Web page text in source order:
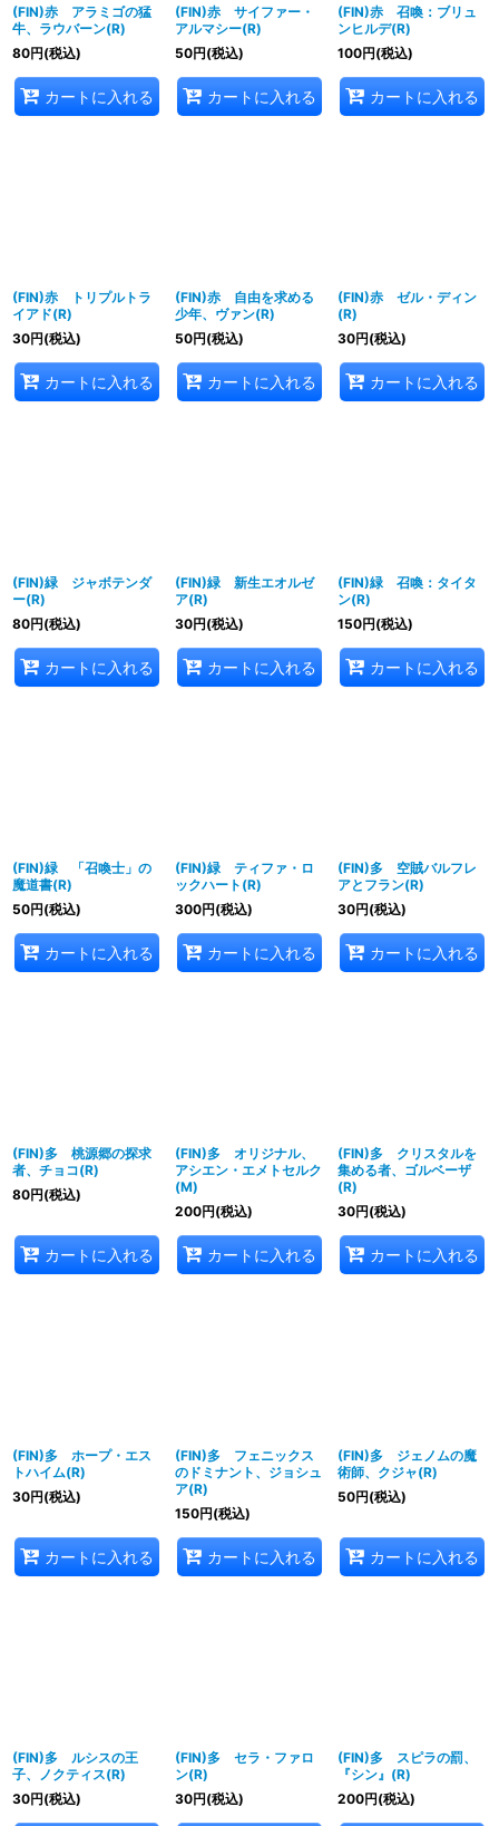
(FIN)赤 アラミゴの猛
牛、ラウバーン(R)
80円(税込)
カートに入れる
(FIN)赤 サイファー・
アルマシー(R)
50円(税込)
カートに入れる
(FIN)赤 召喚：ブリュ
ンヒルデ(R)
100円(税込)
カートに入れる
(FIN)赤 トリプルトラ
イアド(R)
30円(税込)
カートに入れる
(FIN)赤 自由を求める
少年、ヴァン(R)
50円(税込)
カートに入れる
(FIN)赤 ゼル・ディン
(R)
30円(税込)
カートに入れる
(FIN)緑 ジャボテンダ
ー(R)
80円(税込)
カートに入れる
(FIN)緑 新生エオルゼ
ア(R)
30円(税込)
カートに入れる
(FIN)緑 召喚：タイタ
ン(R)
150円(税込)
カートに入れる
(FIN)緑 「召喚士」の
魔道書(R)
50円(税込)
カートに入れる
(FIN)緑 ティファ・ロ
ックハート(R)
300円(税込)
カートに入れる
(FIN)多 空賊バルフレ
アとフラン(R)
30円(税込)
カートに入れる
(FIN)多 桃源郷の探求
者、チョコ(R)
80円(税込)
カートに入れる
(FIN)多 オリジナル、
アシエン・エメトセルク
(M)
200円(税込)
カートに入れる
(FIN)多 クリスタルを
集める者、ゴルベーザ
(R)
30円(税込)
カートに入れる
(FIN)多 ホープ・エス
トハイム(R)
30円(税込)
カートに入れる
(FIN)多 フェニックス
のドミナント、ジョシュ
ア(R)
150円(税込)
カートに入れる
(FIN)多 ジェノムの魔
術師、クジャ(R)
50円(税込)
カートに入れる
(FIN)多 ルシスの王
子、ノクティス(R)
30円(税込)
(FIN)多 セラ・ファロ
ン(R)
30円(税込)
(FIN)多 スピラの罰、
『シン』(R)
200円(税込)